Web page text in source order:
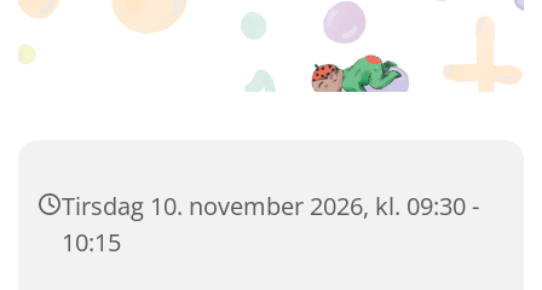
Tirsdag 10. november 2026, kl. 09:30 -
10:15